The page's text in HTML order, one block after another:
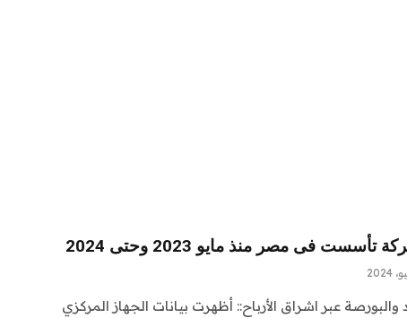
والبورصة عبر اشراق الأرباح:: أظهرت بيانات الجهاز المركزي